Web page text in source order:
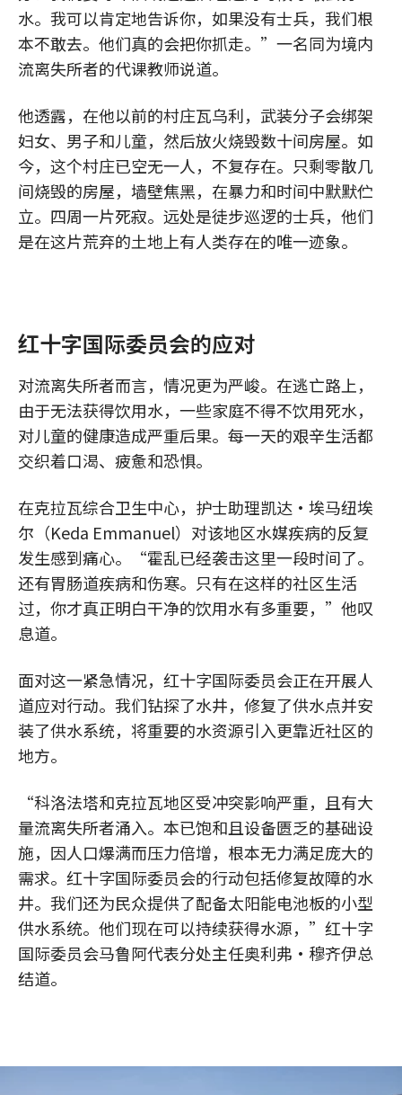
水。我可以肯定地告诉你，如果没有士兵，我们根
本不敢去。他们真的会把你抓走。”一名同为境内
流离失所者的代课教师说道。
他透露，在他以前的村庄瓦乌利，武装分子会绑架
妇女、男子和儿童，然后放火烧毁数十间房屋。如
今，这个村庄已空无一人，不复存在。只剩零散几
间烧毁的房屋，墙壁焦黑，在暴力和时间中默默伫
立。四周一片死寂。远处是徒步巡逻的士兵，他们
是在这片荒弃的土地上有人类存在的唯一迹象。
红十字国际委员会的应对
对流离失所者而言，情况更为严峻。在逃亡路上，
由于无法获得饮用水，一些家庭不得不饮用死水，
对儿童的健康造成严重后果。每一天的艰辛生活都
交织着口渴、疲惫和恐惧。
在克拉瓦综合卫生中心，护士助理凯达·埃马纽埃
尔（Keda Emmanuel）对该地区水媒疾病的反复
发生感到痛心。“霍乱已经袭击这里一段时间了。
还有胃肠道疾病和伤寒。只有在这样的社区生活
过，你才真正明白干净的饮用水有多重要，”他叹
息道。
面对这一紧急情况，红十字国际委员会正在开展人
道应对行动。我们钻探了水井，修复了供水点并安
装了供水系统，将重要的水资源引入更靠近社区的
地方。
“科洛法塔和克拉瓦地区受冲突影响严重，且有大
量流离失所者涌入。本已饱和且设备匮乏的基础设
施，因人口爆满而压力倍增，根本无力满足庞大的
需求。红十字国际委员会的行动包括修复故障的水
井。我们还为民众提供了配备太阳能电池板的小型
供水系统。他们现在可以持续获得水源，”红十字
国际委员会马鲁阿代表分处主任奥利弗·穆齐伊总
结道。